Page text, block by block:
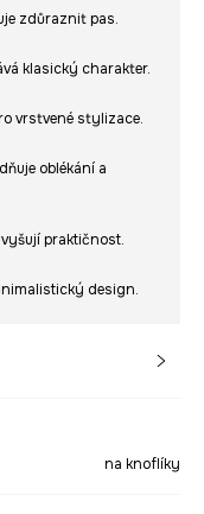
zdůraznit pas.
klasický charakter.
vrstvené stylizace.
oblékání a
praktičnost.
design.
na knoflíky